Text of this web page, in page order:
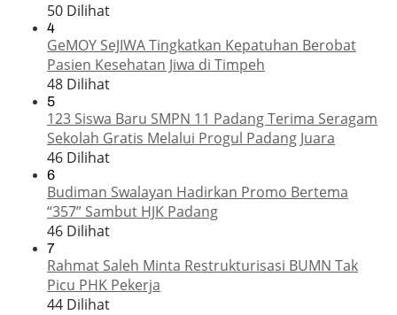
50 Dilihat
4
GeMOY SeJIWA Tingkatkan Kepatuhan Berobat
Pasien Kesehatan Jiwa di Timpeh
48 Dilihat
5
123 Siswa Baru SMPN 11 Padang Terima Seragam
Sekolah Gratis Melalui Progul Padang Juara
46 Dilihat
6
Budiman Swalayan Hadirkan Promo Bertema
“357” Sambut HJK Padang
46 Dilihat
7
Rahmat Saleh Minta Restrukturisasi BUMN Tak
Picu PHK Pekerja
44 Dilihat